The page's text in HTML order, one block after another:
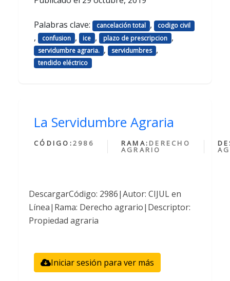
Palabras clave: cancelación total , codigo civil
, confusion , ice , plazo de prescripcion ,
servidumbre agraria. , servidumbres ,
tendido eléctrico
La Servidumbre Agraria
CÓDIGO:2986 RAMA: DERECHO
AGRARIO
DescargarCódigo: 2986|Autor: CIJUL en
Línea|Rama: Derecho agrario|Descriptor:
Propiedad agraria
Iniciar sesión para ver más